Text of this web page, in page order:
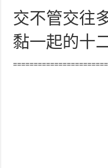
交不管交往
黏一起的十